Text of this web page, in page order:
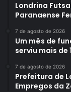
Londrina
Paranaense
7 de agosto de 2026
Um mês de
serviu mais de
7 de agosto de 2026
Prefeitura de
Empregos da